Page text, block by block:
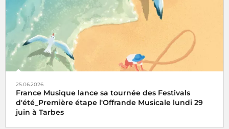
25.06.2026
France Musique lance sa tournée des Festivals
d'été_Première étape l'Offrande Musicale lundi 29
juin à Tarbes